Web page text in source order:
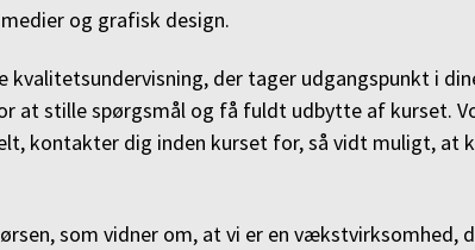
og grafisk design.
kvalitetsundervisning, der tager udgangspunkt i
at stille spørgsmål og få fuldt udbytte af kurset.
kontakter dig inden kurset for, så vidt muligt, at
som vidner om, at vi er en vækstvirksomhed,